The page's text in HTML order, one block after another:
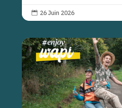
 26 Juin 2026